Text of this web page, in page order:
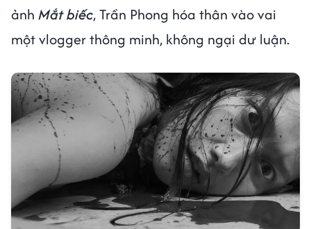
ảnh Mắt biếc, Trần Phong hóa thân vào vai
một vlogger thông minh, không ngại dư luận.